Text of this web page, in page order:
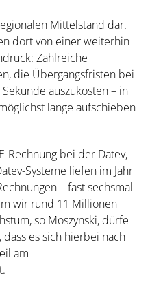
Mittelstand dar.
dort von einer weiterhin
Zahlreiche
die Übergangsfristen bei
auszukosten – in
lange aufschieben
Rechnung bei der Datev,
Systeme liefen im Jahr
– fast sechsmal
wir rund 11 Millionen
so Moszynski, dürfe
es sich hierbei nach
am